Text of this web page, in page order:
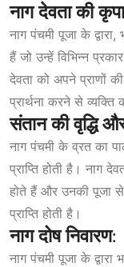
नाग देवता की कृपा
नाग पंचमी पूजा के
हैं जो उन्हें विभिन्न
देवता को अपने प्राणों
प्रार्थना करने से व्यक्ति
संतानकीवृद्धि
नाग पंचमी के व्रत का
प्राप्ति होती है। नाग
होते हैं और उनकी पूजा से
प्राप्ति होती है।
नागदोषनिवारण:
नाग पंचमी पूजा के